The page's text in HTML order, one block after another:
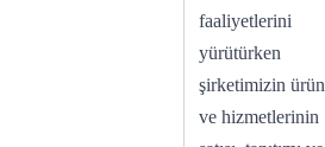
faaliyetlerini
yürütürken
şirketimizin ürün
ve hizmetlerinin